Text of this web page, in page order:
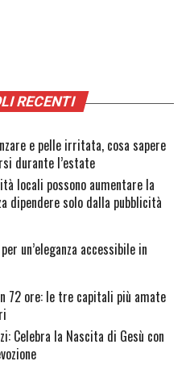
RECENTI
e pelle irritata, cosa sapere
durante l’estate
locali possono aumentare la
dipendere solo dalla pubblicità
un’eleganza accessibile in
72 ore: le tre capitali più amate
Celebra la Nascita di Gesù con